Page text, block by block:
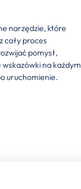
narzędzie, które
cały proces
pomysł,
na każdym
uruchomienie.